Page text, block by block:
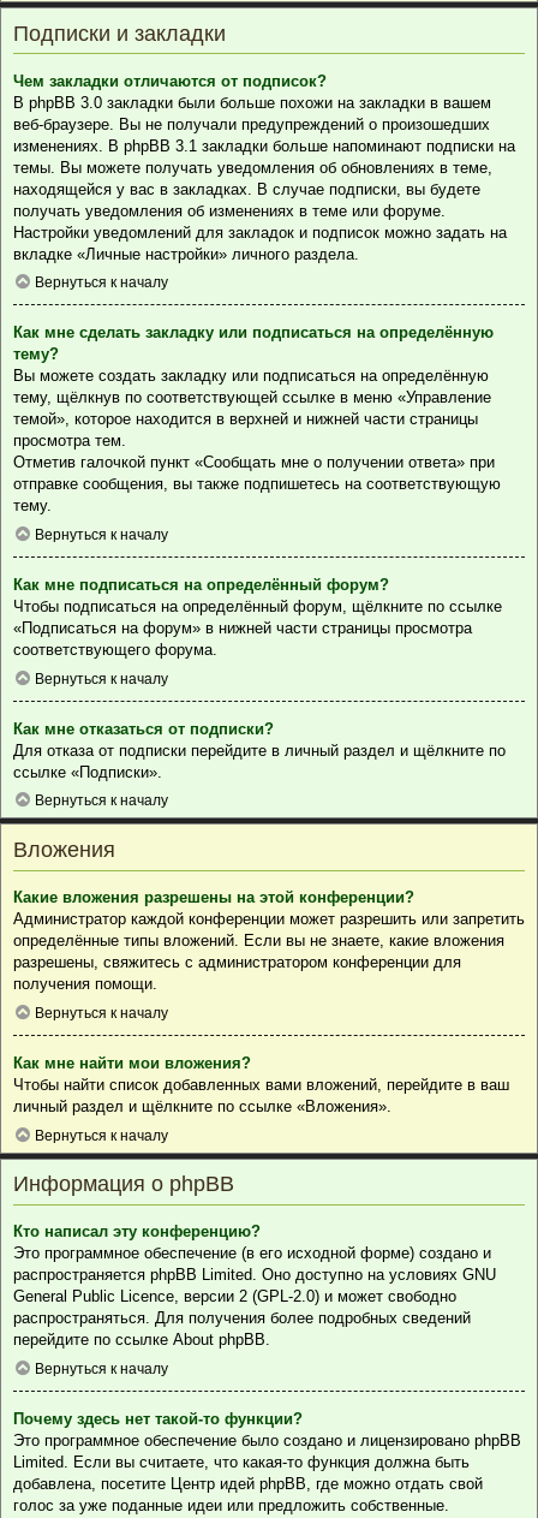
Подписки и закладки
Чем закладки отличаются от подписок?
В phpBB 3.0 закладки были больше похожи на закладки в вашем
веб-браузере. Вы не получали предупреждений о произошедших
изменениях. В phpBB 3.1 закладки больше напоминают подписки на
темы. Вы можете получать уведомления об обновлениях в теме,
находящейся у вас в закладках. В случае подписки, вы будете
получать уведомления об изменениях в теме или форуме.
Настройки уведомлений для закладок и подписок можно задать на
вкладке «Личные настройки» личного раздела.
Вернуться к началу
Как мне сделать закладку или подписаться на определённую
тему?
Вы можете создать закладку или подписаться на определённую
тему, щёлкнув по соответствующей ссылке в меню «Управление
темой», которое находится в верхней и нижней части страницы
просмотра тем.
Отметив галочкой пункт «Сообщать мне о получении ответа» при
отправке сообщения, вы также подпишетесь на соответствующую
тему.
Вернуться к началу
Как мне подписаться на определённый форум?
Чтобы подписаться на определённый форум, щёлкните по ссылке
«Подписаться на форум» в нижней части страницы просмотра
соответствующего форума.
Вернуться к началу
Как мне отказаться от подписки?
Для отказа от подписки перейдите в личный раздел и щёлкните по
ссылке «Подписки».
Вернуться к началу
Вложения
Какие вложения разрешены на этой конференции?
Администратор каждой конференции может разрешить или запретить
определённые типы вложений. Если вы не знаете, какие вложения
разрешены, свяжитесь с администратором конференции для
получения помощи.
Вернуться к началу
Как мне найти мои вложения?
Чтобы найти список добавленных вами вложений, перейдите в ваш
личный раздел и щёлкните по ссылке «Вложения».
Вернуться к началу
Информация о phpBB
Кто написал эту конференцию?
Это программное обеспечение (в его исходной форме) создано и
распространяется phpBB Limited. Оно доступно на условиях GNU
General Public Licence, версии 2 (GPL-2.0) и может свободно
распространяться. Для получения более подробных сведений
перейдите по ссылке About phpBB.
Вернуться к началу
Почему здесь нет такой-то функции?
Это программное обеспечение было создано и лицензировано phpBB
Limited. Если вы считаете, что какая-то функция должна быть
добавлена, посетите Центр идей phpBB, где можно отдать свой
голос за уже поданные идеи или предложить собственные.